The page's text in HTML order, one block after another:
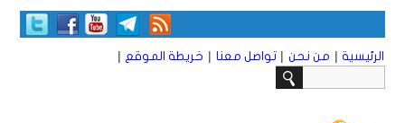
الرئيسية | من نحن | تواصل معنا | خريطة الموقع |